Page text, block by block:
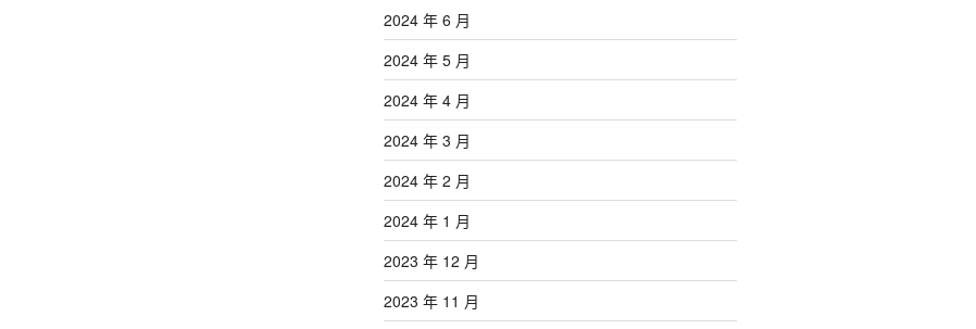
2024 年 6 月
2024 年 5 月
2024 年 4 月
2024 年 3 月
2024 年 2 月
2024 年 1 月
2023 年 12 月
2023 年 11 月